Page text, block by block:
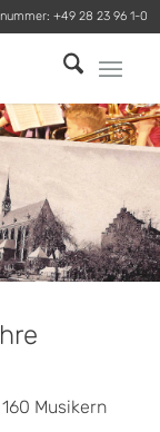
+49 28 23 96 1-0
Musikern